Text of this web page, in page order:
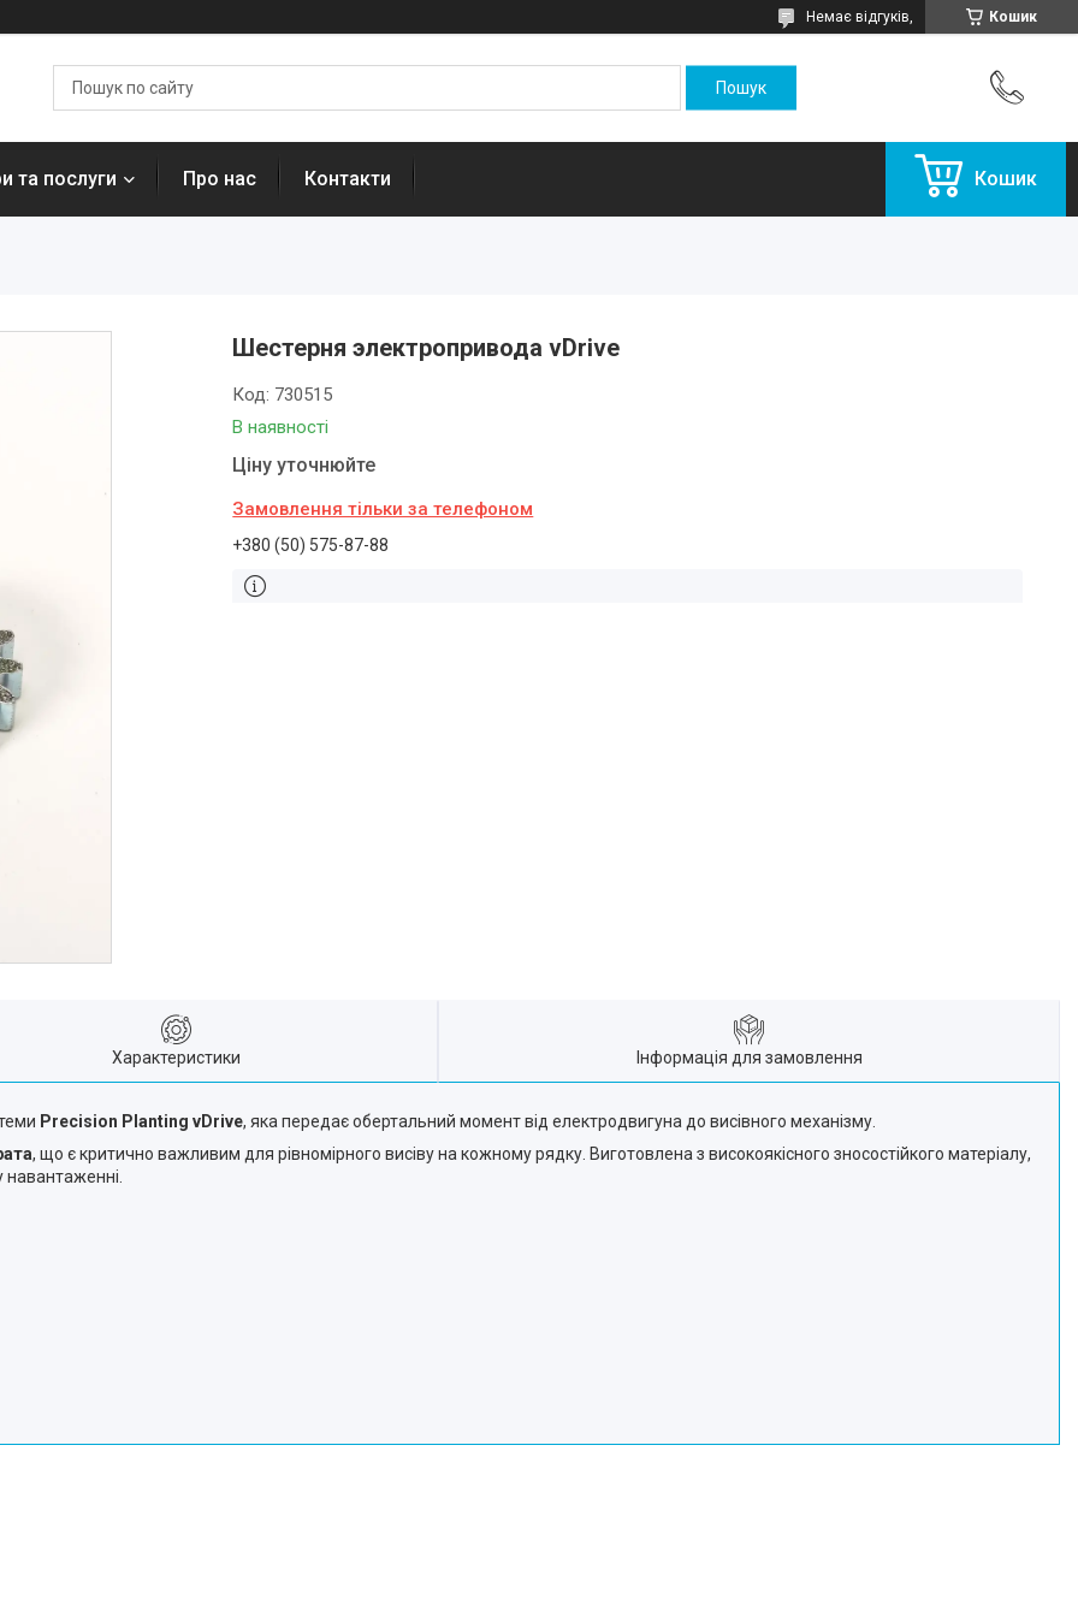
Кошик
Немає відгуків,
та послуги Про нас Контакти Кошик
Шестерня электропривода vDrive
В наявності
Код: 730515
Ціну уточнюйте
Замовлення тільки за телефоном
+380 (50) 575-87-88
Характеристики Інформація для замовлення
Precision Planting vDrive, яка передає обертальний момент від електродвигуна до висівного механізму.
, що є критично важливим для рівномірного висіву на кожному рядку. Виготовлена з високоякісного зносостійкого матеріалу,